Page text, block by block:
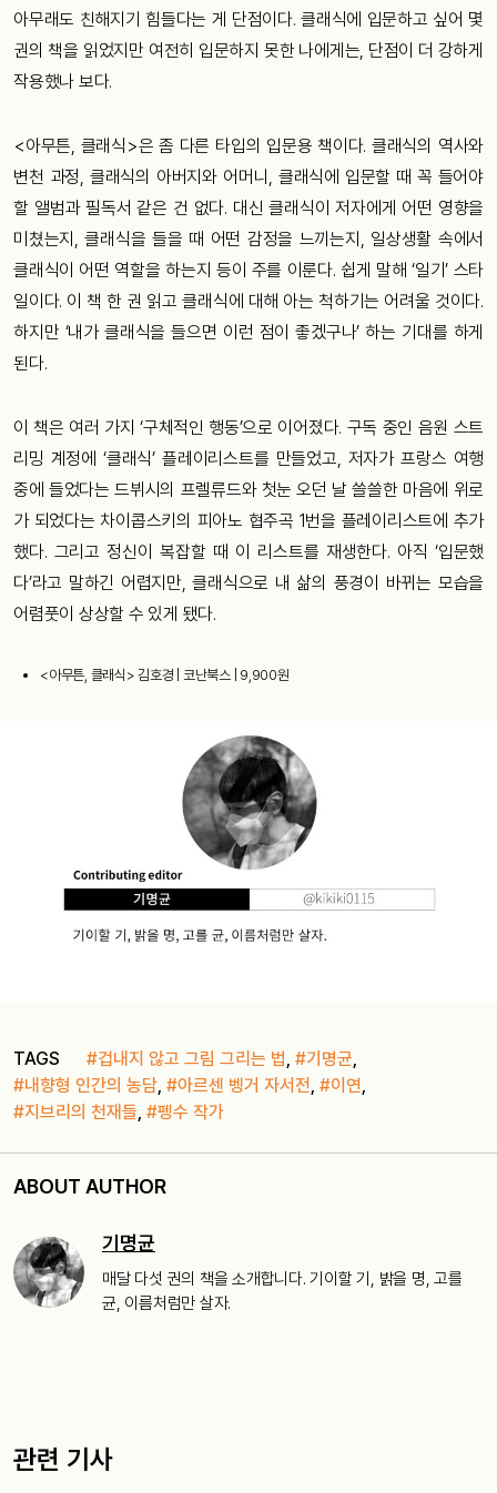
아무래도 친해지기 힘들다는 게 단점이다. 클래식에 입문하고 싶어 몇
권의 책을 읽었지만 여전히 입문하지 못한 나에게는, 단점이 더 강하게
작용했나 보다.
<아무튼, 클래식>은 좀 다른 타입의 입문용 책이다. 클래식의 역사와
변천 과정, 클래식의 아버지와 어머니, 클래식에 입문할 때 꼭 들어야
할 앨범과 필독서 같은 건 없다. 대신 클래식이 저자에게 어떤 영향을
미쳤는지, 클래식을 들을 때 어떤 감정을 느끼는지, 일상생활 속에서
클래식이 어떤 역할을 하는지 등이 주를 이룬다. 쉽게 말해 ‘일기’ 스타
일이다. 이 책 한 권 읽고 클래식에 대해 아는 척하기는 어려울 것이다.
하지만 ‘내가 클래식을 들으면 이런 점이 좋겠구나’ 하는 기대를 하게
된다.
이 책은 여러 가지 ‘구체적인 행동’으로 이어졌다. 구독 중인 음원 스트
리밍 계정에 ‘클래식’ 플레이리스트를 만들었고, 저자가 프랑스 여행
중에 들었다는 드뷔시의 프렐류드와 첫눈 오던 날 쓸쓸한 마음에 위로
가 되었다는 차이콥스키의 피아노 협주곡 1번을 플레이리스트에 추가
했다. 그리고 정신이 복잡할 때 이 리스트를 재생한다. 아직 ‘입문했
다’라고 말하긴 어렵지만, 클래식으로 내 삶의 풍경이 바뀌는 모습을
어렴풋이 상상할 수 있게 됐다.
<아무튼, 클래식> 김호경 | 코난북스 | 9,900원
TAGS #겁내지 않고 그림 그리는 법, #기명균,
#내향형 인간의 농담, #아르센 벵거 자서전, #이연,
#지브리의 천재들, #펭수 작가
ABOUT AUTHOR
기명균
매달 다섯 권의 책을 소개합니다. 기이할 기, 밝을 명, 고를
균, 이름처럼만 살자.
관련 기사